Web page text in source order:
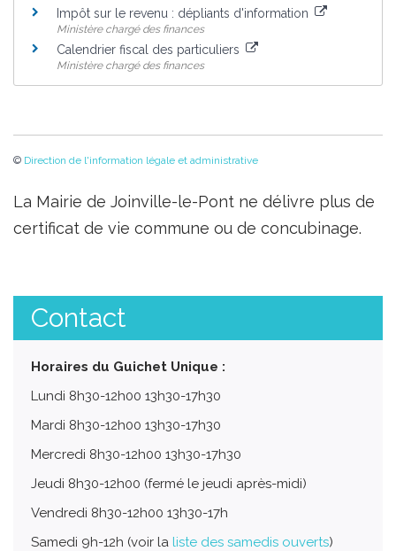
Impôt sur le revenu : dépliants d'information
Ministère chargé des finances
Calendrier fiscal des particuliers
Ministère chargé des finances
© Direction de l'information légale et administrative
La Mairie de Joinville-le-Pont ne délivre plus de
certificat de vie commune ou de concubinage.
Contact
Horaires du Guichet Unique :
Lundi 8h30-12h00 13h30-17h30
Mardi 8h30-12h00 13h30-17h30
Mercredi 8h30-12h00 13h30-17h30
Jeudi 8h30-12h00 (fermé le jeudi après-midi)
Vendredi 8h30-12h00 13h30-17h
Samedi 9h-12h (voir la liste des samedis ouverts)